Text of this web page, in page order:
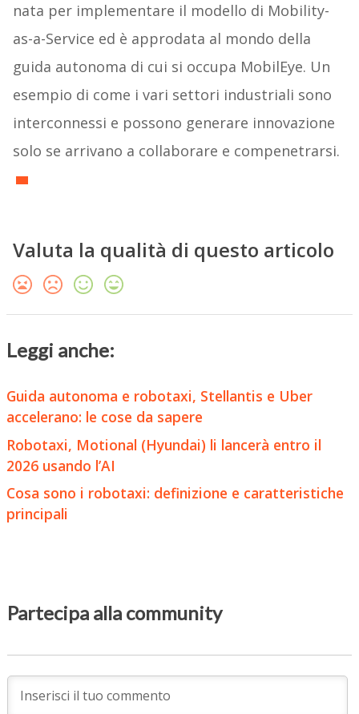
nata per implementare il modello di Mobility-
as-a-Service ed è approdata al mondo della
guida autonoma di cui si occupa MobilEye. Un
esempio di come i vari settori industriali sono
interconnessi e possono generare innovazione
solo se arrivano a collaborare e compenetrarsi.
Valuta la qualità di questo articolo
Leggi anche:
Guida autonoma e robotaxi, Stellantis e Uber
accelerano: le cose da sapere
Robotaxi, Motional (Hyundai) li lancerà entro il
2026 usando l’AI
Cosa sono i robotaxi: definizione e caratteristiche
principali
Partecipa alla community